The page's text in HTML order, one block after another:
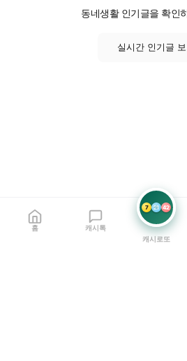
동네생활 인기글을 확인
실시간 인기글 보
홈 캐시톡
7 21 42
캐시로또